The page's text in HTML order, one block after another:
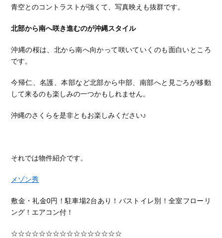
青空とのコントラストが強くて、写真映えも抜群です。
北部から南へ咲き進むのが沖縄スタイル
沖縄の桜は、北から南へ向かって咲いていくのも面白いところ
です。
今帰仁、名護、本部など北部から中部、南部へと見ごろが移動
して来るのも楽しみの一つかもしれません。
沖縄のさくらを是非ともお楽しみください♪
それでは物件紹介です。
メゾン秀
敷金・礼金0円！駐車場2台あり！バストイレ別！全室フローリ
ング！エアコン付！
☆☆☆☆☆☆☆☆☆☆☆☆☆☆☆☆